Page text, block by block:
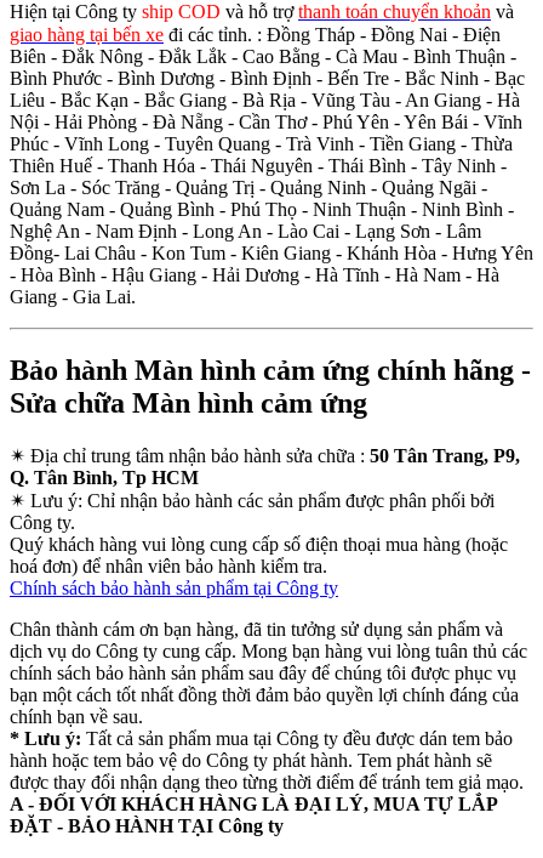
Hiện tại Công ty ship COD và hỗ trợthanh toán chuyển khoản và
giao hàng tại bến xe đi các tỉnh. : Đồng Tháp - Đồng Nai - Điện
Biên - Đắk Nông - Đắk Lắk - Cao Bằng - Cà Mau - Bình Thuận -
Bình Phước - Bình Dương - Bình Định - Bến Tre - Bắc Ninh - Bạc
Liêu - Bắc Kạn - Bắc Giang - Bà Rịa - Vũng Tàu - An Giang - Hà
Nội - Hải Phòng - Đà Nẵng - Cần Thơ - Phú Yên - Yên Bái - Vĩnh
Phúc - Vĩnh Long - Tuyên Quang - Trà Vinh - Tiền Giang - Thừa
Thiên Huế - Thanh Hóa - Thái Nguyên - Thái Bình - Tây Ninh -
Sơn La - Sóc Trăng - Quảng Trị - Quảng Ninh - Quảng Ngãi -
Quảng Nam - Quảng Bình - Phú Thọ - Ninh Thuận - Ninh Bình -
Nghệ An - Nam Định - Long An - Lào Cai - Lạng Sơn - Lâm
Đồng- Lai Châu - Kon Tum - Kiên Giang - Khánh Hòa - Hưng Yên
- Hòa Bình - Hậu Giang - Hải Dương - Hà Tĩnh - Hà Nam - Hà
Giang - Gia Lai.
Bảo hành Màn hình cảm ứng chính hãng -
Sửa chữa Màn hình cảm ứng
✴ Địa chỉ trung tâm nhận bảo hành sửa chữa : 50 Tân Trang, P9,
Q. Tân Bình, Tp HCM
✴ Lưu ý: Chỉ nhận bảo hành các sản phẩm được phân phối bởi
Công ty.
Quý khách hàng vui lòng cung cấp số điện thoại mua hàng (hoặc
hoá đơn) để nhân viên bảo hành kiểm tra.
Chính sách bảo hành sản phẩm tại Công ty
Chân thành cám ơn bạn hàng, đã tin tưởng sử dụng sản phẩm và
dịch vụ do Công ty cung cấp. Mong bạn hàng vui lòng tuân thủ các
chính sách bảo hành sản phẩm sau đây để chúng tôi được phục vụ
bạn một cách tốt nhất đồng thời đảm bảo quyền lợi chính đáng của
chính bạn về sau.
* Lưu ý: Tất cả sản phẩm mua tại Công ty đều được dán tem bảo
hành hoặc tem bảo vệ do Công ty phát hành. Tem phát hành sẽ
được thay đổi nhận dạng theo từng thời điểm để tránh tem giả mạo.
A - ĐỐI VỚI KHÁCH HÀNG LÀ ĐẠI LÝ, MUA TỰ LẮP
ĐẶT - BẢO HÀNH TẠI Công ty